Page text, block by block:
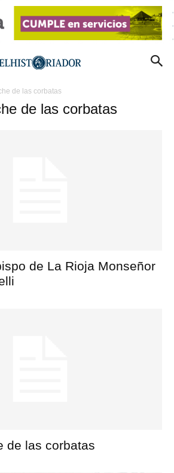
de las corbatas
de las corbatas
de La Rioja Monseñor
de las corbatas